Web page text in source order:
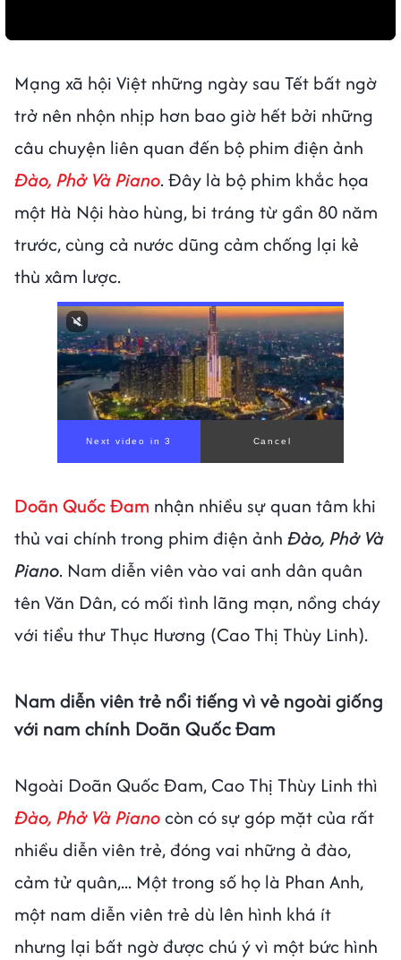
Mạng xã hội Việt những ngày sau Tết bất ngờ
trở nên nhộn nhịp hơn bao giờ hết bởi những
câu chuyện liên quan đến bộ phim điện ảnh
Đào, Phở Và Piano. Đây là bộ phim khắc họa
một Hà Nội hào hùng, bi tráng từ gần 80 năm
trước, cùng cả nước dũng cảm chống lại kẻ
thù xâm lược.
Doãn Quốc Đam nhận nhiều sự quan tâm khi
thủ vai chính trong phim điện ảnh Đào, Phở Và
Piano. Nam diễn viên vào vai anh dân quân
tên Văn Dân, có mối tình lãng mạn, nồng cháy
với tiểu thư Thục Hương (Cao Thị Thùy Linh).
Nam diễn viên trẻ nổi tiếng vì vẻ ngoài giống
với nam chính Doãn Quốc Đam
Ngoài Doãn Quốc Đam, Cao Thị Thùy Linh thì
Đào, Phở Và Pianocòn có sự góp mặt của rất
nhiều diễn viên trẻ, đóng vai những ả đào,
cảm tử quân,... Một trong số họ là Phan Anh,
một nam diễn viên trẻ dù lên hình khá ít
nhưng lại bất ngờ được chú ý vì một bức hình